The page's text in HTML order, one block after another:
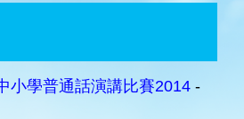
小學普通話演講比賽2014 -